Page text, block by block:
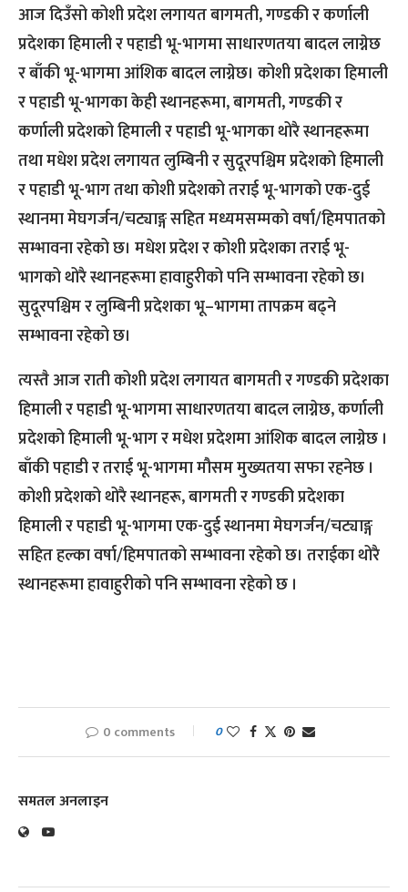
आज दिउँसो कोशी प्रदेश लगायत बागमती, गण्डकी र कर्णाली
प्रदेशका हिमाली र पहाडी भू-भागमा साधारणतया बादल लाग्नेछ
र बाँकी भू-भागमा आंशिक बादल लाग्नेछ। कोशी प्रदेशका हिमाली
र पहाडी भू-भागका केही स्थानहरूमा, बागमती, गण्डकी र
कर्णाली प्रदेशको हिमाली र पहाडी भू-भागका थोरै स्थानहरूमा
तथा मधेश प्रदेश लगायत लुम्बिनी र सुदूरपश्चिम प्रदेशको हिमाली
र पहाडी भू-भाग तथा कोशी प्रदेशको तराई भू-भागको एक-दुई
स्थानमा मेघगर्जन/चट्याङ्ग सहित मध्यमसम्मको वर्षा/हिमपातको
सम्भावना रहेको छ। मधेश प्रदेश र कोशी प्रदेशका तराई भू-
भागको थोरै स्थानहरूमा हावाहुरीको पनि सम्भावना रहेको छ।
सुदूरपश्चिम र लुम्बिनी प्रदेशका भू–भागमा तापक्रम बढ्ने
सम्भावना रहेको छ।
त्यस्तै आज राती कोशी प्रदेश लगायत बागमती र गण्डकी प्रदेशका
हिमाली र पहाडी भू-भागमा साधारणतया बादल लाग्नेछ, कर्णाली
प्रदेशको हिमाली भू-भाग र मधेश प्रदेशमा आंशिक बादल लाग्नेछ ।
बाँकी पहाडी र तराई भू-भागमा मौसम मुख्यतया सफा रहनेछ ।
कोशी प्रदेशको थोरै स्थानहरू, बागमती र गण्डकी प्रदेशका
हिमाली र पहाडी भू-भागमा एक-दुई स्थानमा मेघगर्जन/चट्याङ्ग
सहित हल्का वर्षा/हिमपातको सम्भावना रहेको छ। तराईका थोरै
स्थानहरूमा हावाहुरीको पनि सम्भावना रहेको छ ।
0 comments 0
समतल अनलाइन